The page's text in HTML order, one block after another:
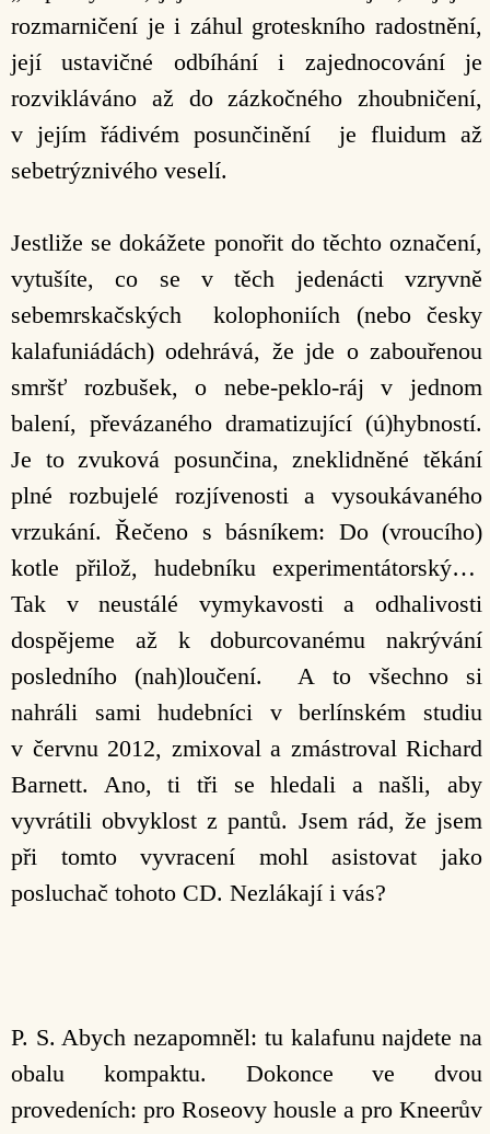
rozmarničení je i záhul groteskního radostnění,
její ustavičné odbíhání i zajednocování je
rozvikláváno až do zázkočného zhoubničení,
v jejím řádivém posunčinění je fluidum až
sebetrýznivého veselí.
Jestliže se dokážete ponořit do těchto označení,
vytušíte, co se v těch jedenácti vzryvně
sebemrskačských kolophoniích (nebo česky
kalafuniádách) odehrává, že jde o zabouřenou
smršť rozbušek, o nebe-peklo-ráj v jednom
balení, převázaného dramatizující (ú)hybností.
Je to zvuková posunčina, zneklidněné těkání
plné rozbujelé rozjívenosti a vysoukávaného
vrzukání. Řečeno s básníkem: Do (vroucího)
kotle přilož, hudebníku experimentátorský…
Tak v neustálé vymykavosti a odhalivosti
dospějeme až k doburcovanému nakrývání
posledního (nah)loučení. A to všechno si
nahráli sami hudebníci v berlínském studiu
v červnu 2012, zmixoval a zmástroval Richard
Barnett. Ano, ti tři se hledali a našli, aby
vyvrátili obvyklost z pantů. Jsem rád, že jsem
při tomto vyvracení mohl asistovat jako
posluchač tohoto CD. Nezlákají i vás?
P. S. Abych nezapomněl: tu kalafunu najdete na
obalu kompaktu. Dokonce ve dvou
provedeních: pro Roseovy housle a pro Kneerův